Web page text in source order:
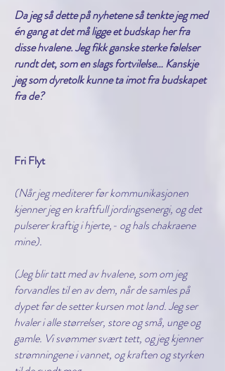
Da jeg så dette på nyhetene så tenkte jeg med
én gang at det må ligge et budskap her fra
disse hvalene. Jeg fikk ganske sterke følelser
rundt det, som en slags fortvilelse… Kanskje
jeg som dyretolk kunne ta imot fra budskapet
fra de?
Fri Flyt
(Når jeg mediterer før kommunikasjonen
kjenner jeg en kraftfull jordingsenergi, og det
pulserer kraftig i hjerte,- og hals chakraene
mine).
(Jeg blir tatt med av hvalene, som om jeg
forvandles til en av dem, når de samles på
dypet før de setter kursen mot land. Jeg ser
hvaler i alle størrelser, store og små, unge og
gamle. Vi svømmer svært tett, og jeg kjenner
strømningene i vannet, og kraften og styrken